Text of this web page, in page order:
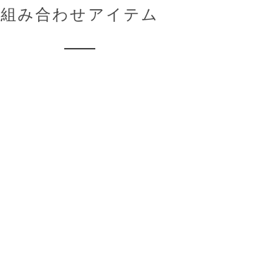
組み合わせアイテム